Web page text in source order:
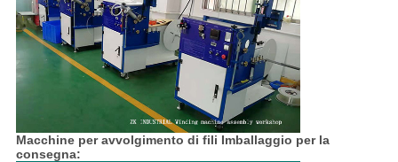
Macchine per avvolgimento di fili Imballaggio per la
consegna: